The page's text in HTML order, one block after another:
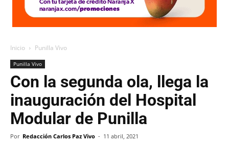
Inicio Punilla Vivo
Punilla Vivo
Con la segunda ola, llega la
inauguración del Hospital
Modular de Punilla
Por Redacción Carlos Paz Vivo - 11 abril, 2021